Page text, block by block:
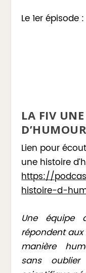
Le 1er épisode :
LA FIV
D’HUMOUR
Lien pour
une histoire
https://
histoire-d-
Une équipe
répondent
manière
sans